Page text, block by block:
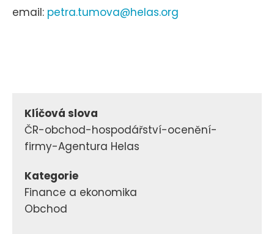
email: petra.tumova@helas.org
Klíčová slova
ČR-obchod-hospodářství-ocenění-
firmy-Agentura Helas
Kategorie
Finance a ekonomika
Obchod